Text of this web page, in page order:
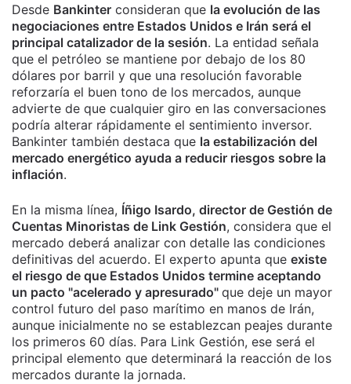
Desde Bankinter consideran que la evolución de las
negociaciones entre Estados Unidos e Irán será el
principal catalizador de la sesión. La entidad señala
que el petróleo se mantiene por debajo de los 80
dólares por barril y que una resolución favorable
reforzaría el buen tono de los mercados, aunque
advierte de que cualquier giro en las conversaciones
podría alterar rápidamente el sentimiento inversor.
Bankinter también destaca que la estabilización del
mercado energético ayuda a reducir riesgos sobre la
inflación.
En la misma línea, Íñigo Isardo, director de Gestión de
Cuentas Minoristas de Link Gestión, considera que el
mercado deberá analizar con detalle las condiciones
definitivas del acuerdo. El experto apunta que existe
el riesgo de que Estados Unidos termine aceptando
un pacto "acelerado y apresurado" que deje un mayor
control futuro del paso marítimo en manos de Irán,
aunque inicialmente no se establezcan peajes durante
los primeros 60 días. Para Link Gestión, ese será el
principal elemento que determinará la reacción de los
mercados durante la jornada.